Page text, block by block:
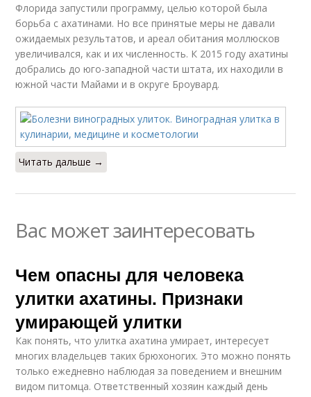
Флорида запустили программу, целью которой была
борьба с ахатинами. Но все принятые меры не давали
ожидаемых результатов, и ареал обитания моллюсков
увеличивался, как и их численность. К 2015 году ахатины
добрались до юго-западной части штата, их находили в
южной части Майами и в округе Броувард.
Читать дальше →
Вас может заинтересовать
Чем опасны для человека
улитки ахатины. Признаки
умирающей улитки
Как понять, что улитка ахатина умирает, интересует
многих владельцев таких брюхоногих. Это можно понять
только ежедневно наблюдая за поведением и внешним
видом питомца. Ответственный хозяин каждый день